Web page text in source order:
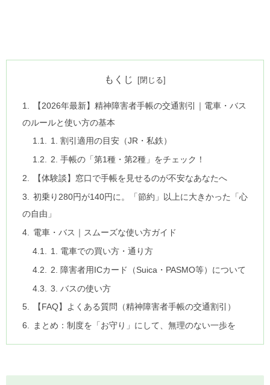
もくじ
【2026年最新】精神障害者手帳の交通割引｜電車・バス
のルールと使い方の基本
1. 割引適用の目安（JR・私鉄）
2. 手帳の「第1種・第2種」をチェック！
【体験談】窓口で手帳を見せるのが不安なあなたへ
初乗り280円が140円に。「節約」以上に大きかった「心
の自由」
電車・バス｜スムーズな使い方ガイド
1. 電車での買い方・通り方
2. 障害者用ICカード（Suica・PASMO等）について
3. バスの使い方
【FAQ】よくある質問（精神障害者手帳の交通割引）
まとめ：制度を「お守り」にして、無理のない一歩を